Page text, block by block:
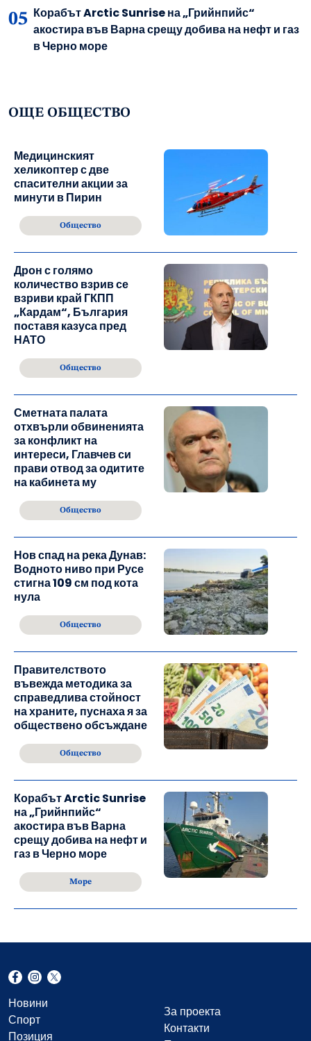
Корабът Arctic Sunrise на „Грийнпийс“
акостира във Варна срещу добива на нефт и газ
в Черно море
ОЩЕ ОБЩЕСТВО
Медицинският
хеликоптер с две
спасителни акции за
минути в Пирин
Общество
Дрон с голямо
количество взрив се
взриви край ГКПП
„Кардам“, България
поставя казуса пред
НАТО
Общество
Сметната палата
отхвърли обвиненията
за конфликт на
интереси, Главчев си
прави отвод за одитите
на кабинета му
Общество
Нов спад на река Дунав:
Водното ниво при Русе
стигна 109 см под кота
нула
Общество
Правителството
въвежда методика за
справедлива стойност
на храните, пуснаха я за
обществено обсъждане
Общество
Корабът Arctic Sunrise
на „Грийнпийс“
акостира във Варна
срещу добива на нефт и
газ в Черно море
Море
Новини
Спорт
Позиция
За проекта
Контакти